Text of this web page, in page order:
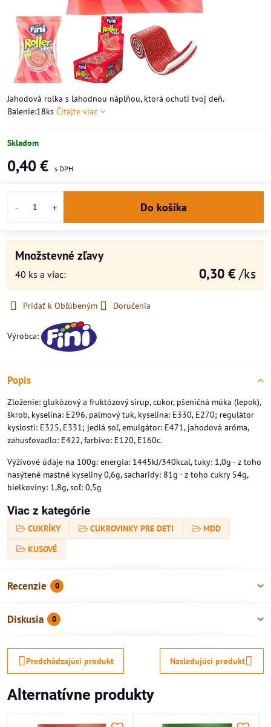
Jahodová rolka s lahodnou náplňou, ktorá ochutí tvoj deň.
Balenie:18ks Čítajte viac
Skladom
0,40 €
Do košíka
Množstevné zľavy
40 ks a viac: 0,30 € /ks
Pridať k Obľúbeným Doručenia
Výrobca:
Popis
Zloženie: glukózový a fruktózový sirup, cukor, pšeničná múka (lepok),
škrob, kyselina: E296, palmový tuk, kyselina: E330, E270; regulátor
kyslosti: E325, E331; jedlá soľ, emulgátor: E471, jahodová aróma,
zahusťovadlo: E422, farbivo: E120, E160c.
Výživové údaje na 100g: energia: 1445kJ/340kcal, tuky: 1,0g - z toho
nasýtené mastné kyseliny 0,6g, sacharidy: 81g - z toho cukry 54g,
bielkoviny: 1,8g, soľ: 0,5g
Viac z kategórie
CUKRÍKY CUKROVINKY PRE DETI
MDD
KUSOVÉ
Recenzie 0
Diskusia 0
Predchádzajúci produkt Nasledujúci produkt
Alternatívne produkty